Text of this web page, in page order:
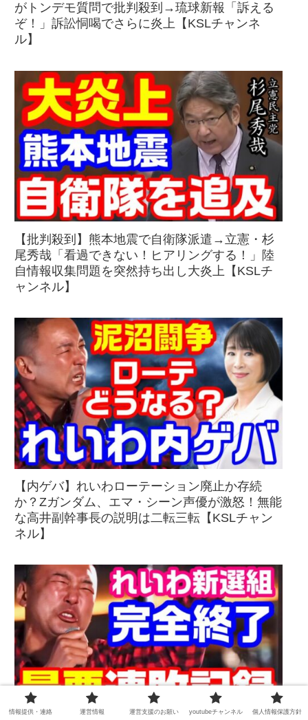
がトンデモ質問で批判殺到→琉球新報「訴える
ぞ！」訴訟恫喝でさらに炎上【KSLチャンネ
ル】
【批判殺到】熊本地震で自衛隊派遣→立憲・杉
尾秀哉「看過できない！ヒアリングする！」陸
自情報収集問題を突然持ち出し大炎上【KSLチ
ャンネル】
【内ゲバ】れいわローテーション廃止か存続
か？Zガンダム、エマ・シーン声優が激怒！無能
な高井副幹事長の説明は二転三転【KSLチャン
ネル】
情報提供・連絡 運営情報 運営支援のお願い youtubeチャンネル 個人情報保護方針